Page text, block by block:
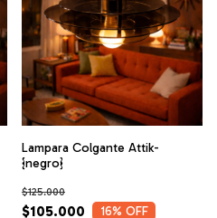
Lampara Colgante Attik-
{negro}
$105.000
$125.000
16% OFF